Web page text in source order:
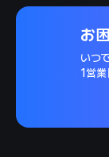
お
いつ
1営業